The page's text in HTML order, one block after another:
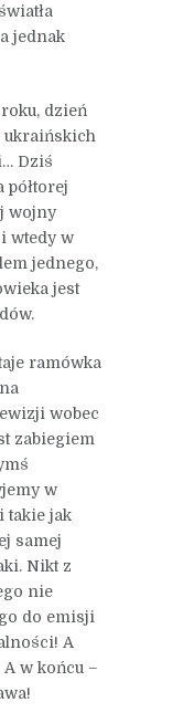
jednak
dzień
ukraińskich
Dziś
półtorej
wojny
wtedy w
jednego,
jest
ramówka
wobec
zabiegiem
w
takie jak
samej
Nikt z
nie
do emisji
A
w końcu –